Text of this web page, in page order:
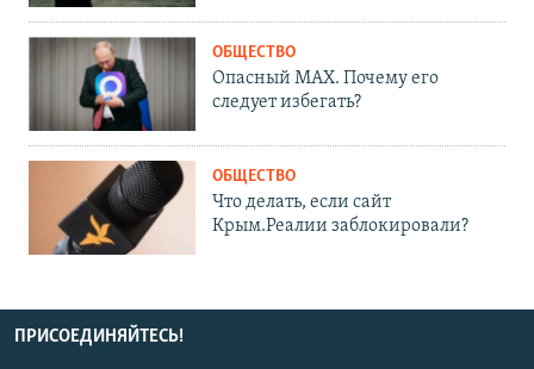
ОБЩЕСТВО
Опасный MAX. Почему его
следует избегать?
ОБЩЕСТВО
Что делать, если сайт
Крым.Реалии заблокировали?
ПРИСОЕДИНЯЙТЕСЬ!